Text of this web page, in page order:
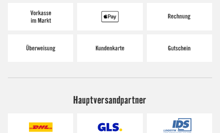
Hauptversandpartner